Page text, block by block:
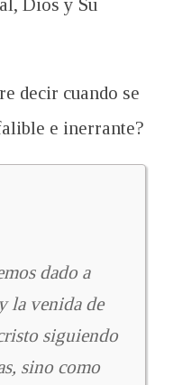
Dios y Su
decir cuando se
e inerrante?
dado a
la venida de
siguiendo
sino como